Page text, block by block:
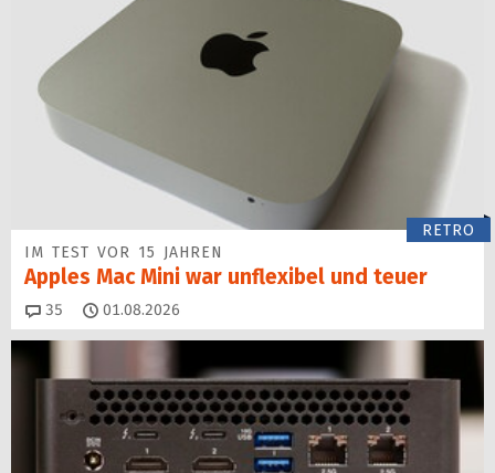
RETRO
IM TEST VOR 15 JAHREN
Apples Mac Mini war unflexibel und teuer
35 Kommentare
01.08.2026